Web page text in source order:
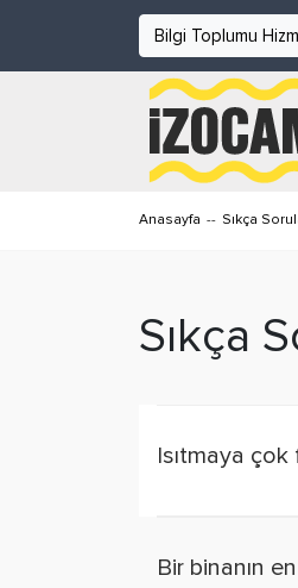
Bilgi Toplumu
Anasayfa -- Sıkça
Sıkça
Isıtmaya çok
Bir binanın